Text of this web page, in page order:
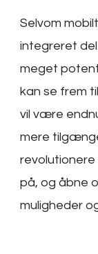
Selvom
integreret
meget
kan se frem
vil være
mere
på, og åbne
muligheder